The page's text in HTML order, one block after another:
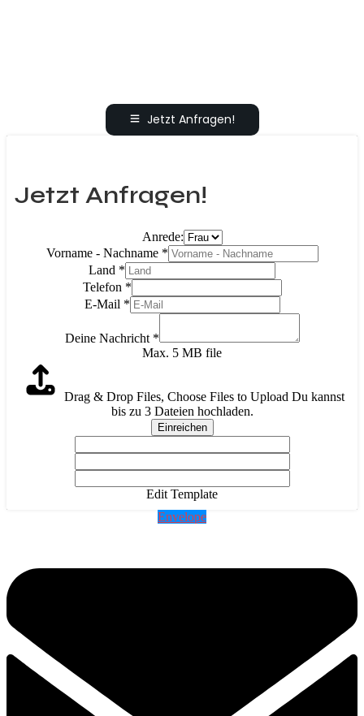
Jetzt Anfragen!
Jetzt Anfragen!
Anrede:
Vorname - Nachname *
Land *
Telefon *
E-Mail *
Deine Nachricht *
Max. 5 MB file
Drag & Drop Files, Choose Files to Upload Du kannst
bis zu 3 Dateien hochladen.
Einreichen
Edit Template
Envelope